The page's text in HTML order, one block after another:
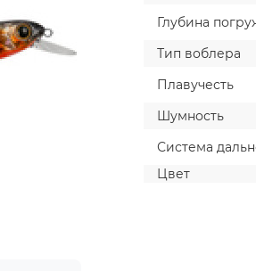
Глубина
Тип воблера
Плавучесть
Шумность
Система
Цвет